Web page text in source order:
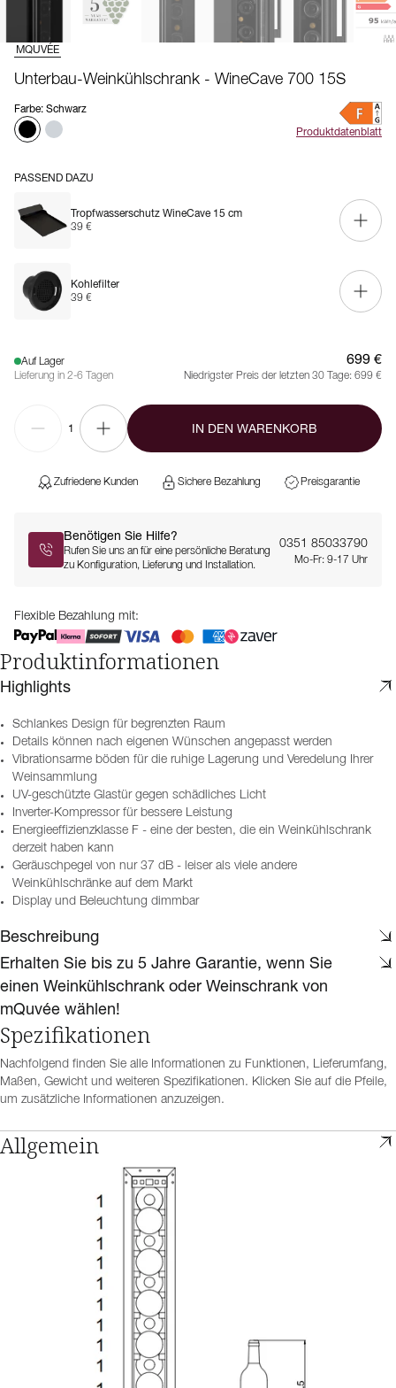
MQUVÉE
Unterbau-Weinkühlschrank - WineCave 700 15S
Farbe: Schwarz
Produktdatenblatt
PASSEND DAZU
Tropfwasserschutz WineCave 15 cm
39 €
Kohlefilter
39 €
Auf Lager
Lieferung in 2-6 Tagen
699 €
Niedrigster Preis der letzten 30 Tage: 699 €
1 IN DEN WARENKORB
Zufriedene Kunden Sichere Bezahlung Preisgarantie
Benötigen Sie Hilfe?
Rufen Sie uns an für eine persönliche Beratung
zu Konfiguration, Lieferung und Installation.
0351 85033790
Mo-Fr: 9-17 Uhr
Flexible Bezahlung mit:
Produktinformationen
Highlights
Schlankes Design für begrenzten Raum
Details können nach eigenen Wünschen angepasst werden
Vibrationsarme böden für die ruhige Lagerung und Veredelung Ihrer
Weinsammlung
UV-geschützte Glastür gegen schädliches Licht
Inverter-Kompressor für bessere Leistung
Energieeffizienzklasse F - eine der besten, die ein Weinkühlschrank
derzeit haben kann
Geräuschpegel von nur 37 dB - leiser als viele andere
Weinkühlschränke auf dem Markt
Display und Beleuchtung dimmbar
Beschreibung
Erhalten Sie bis zu 5 Jahre Garantie, wenn Sie
einen Weinkühlschrank oder Weinschrank von
mQuvée wählen!
Spezifikationen
Nachfolgend finden Sie alle Informationen zu Funktionen, Lieferumfang,
Maßen, Gewicht und weiteren Spezifikationen. Klicken Sie auf die Pfeile,
um zusätzliche Informationen anzuzeigen.
Allgemein